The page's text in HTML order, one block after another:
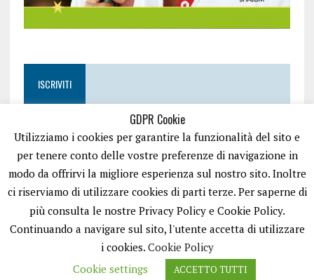
ISCRIVITI
EASYNEWS24 È UN PORTALE GESTITO DA FRANCESCO TV - PARTITA IVA
GDPR Cookie
Utilizziamo i cookies per garantire la funzionalità del sito e
per tenere conto delle vostre preferenze di navigazione in
modo da offrirvi la migliore esperienza sul nostro sito. Inoltre
ci riserviamo di utilizzare cookies di parti terze. Per saperne di
più consulta le nostre Privacy Policy e Cookie Policy.
Continuando a navigare sul sito, l'utente accetta di utilizzare
i cookies. Cookie Policy
Cookie settings
ACCETTO TUTTI